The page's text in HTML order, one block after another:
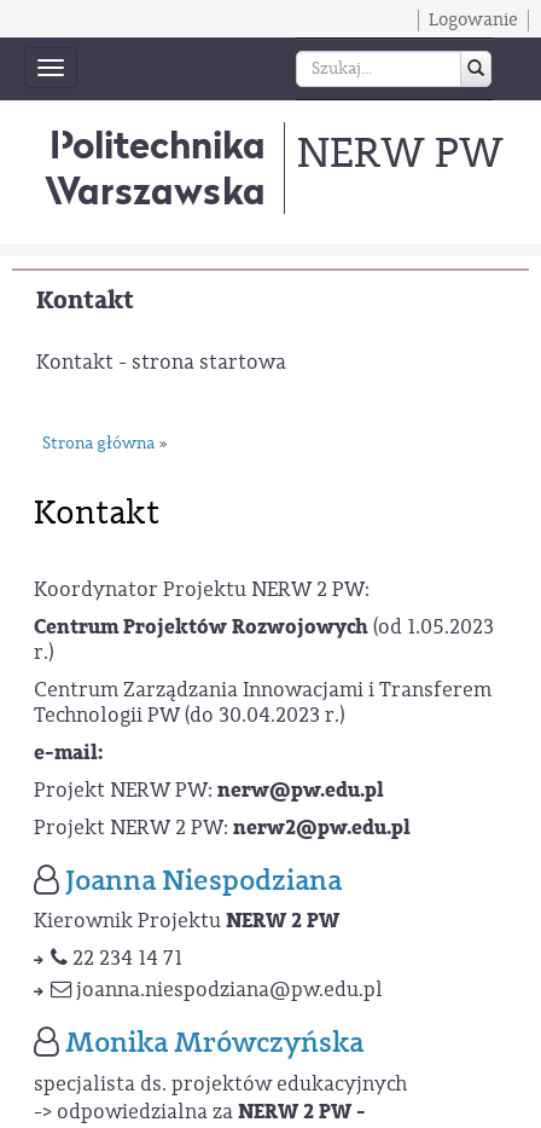
Logowanie
Toggle
navigation
Politechnika
Warszawska
NERW PW
Kontakt
Kontakt - strona startowa
Strona główna »
Kontakt
Koordynator Projektu NERW 2 PW:
Centrum Projektów Rozwojowych(od 1.05.2023
r.)
Centrum Zarządzania Innowacjami i Transferem
Technologii PW (do 30.04.2023 r.)
e-mail:
Projekt NERW PW: nerw@pw.edu.pl
Projekt NERW 2 PW: nerw2@pw.edu.pl
Joanna Niespodziana
Kierownik ProjektuNERW 2 PW
22 234 14 71
joanna.niespodziana@pw.edu.pl
Monika Mrówczyńska
specjalista ds. projektów edukacyjnych
-> odpowiedzialna zaNERW 2 PW -